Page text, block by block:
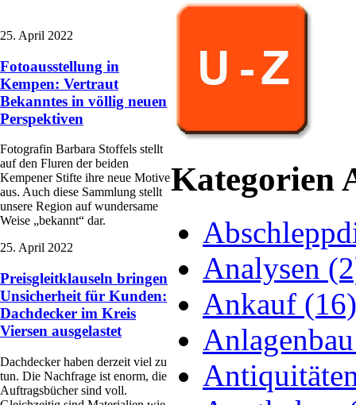
25. April 2022
Fotoausstellung in
Kempen: Vertraut
Bekanntes in völlig neuen
Perspektiven
Fotografin Barbara Stoffels stellt
auf den Fluren der beiden
Kempener Stifte ihre neue Motive
aus. Auch diese Sammlung stellt
unsere Region auf wundersame
Weise „bekannt“ dar.
25. April 2022
Preisgleitklauseln bringen
Unsicherheit für Kunden:
Dachdecker im Kreis
Viersen ausgelastet
Dachdecker haben derzeit viel zu
tun. Die Nachfrage ist enorm, die
Auftragsbücher sind voll.
Kategorien
Analysen
Ankauf (16)